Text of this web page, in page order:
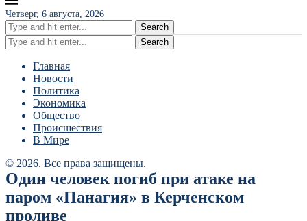
Четверг, 6 августа, 2026
Search
Search
Главная
Новости
Политика
Экономика
Общество
Происшествия
В Мире
© 2026. Все права защищены.
Один человек погиб при атаке на
паром «Панагия» в Керченском
проливе